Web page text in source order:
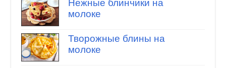
Нежные блинчики на
молоке
Творожные блины на
молоке